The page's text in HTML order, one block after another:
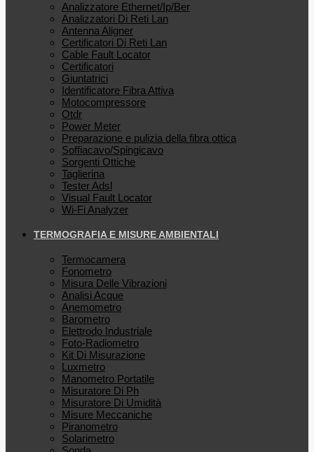
Analizzatore Ethernet/Ip/Ber
Analizzatori Di Reti Lan
Antenna Aligner
Certificatori Di Reti Lan
Cable Fault Locator
Certificatori
Giuntatrici
Identificatore Fibra Attiva
Motocompressore
Otdr
Power Meter
Preparazione e pulizia della fibra ottica
Soffiacavo/Spingicavo
Sorgenti Ottiche
Taglierina
Tester Adsl
Visual Fault Locator
Wi-Fi Analyzer
TERMOGRAFIA E MISURE AMBIENTALI
Termocamera
Fonometro
Misura Delle Vibrazioni
Analisi Acque
Anemometro
Barometro
Elettrodo Industriale
Foto-Radiometro
Kit Di Misurazione
Luxmetro
Manometro Portatile
Misuratore Di Ph
Misuratore Di Umidità
Misure Meccaniche
Piranometro
Solarimetro